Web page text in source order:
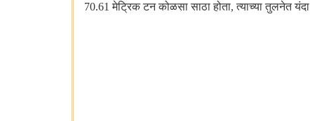
70.61 मेट्रिक टन कोळसा साठा होता,त्याच्या तुलनेत यंदा